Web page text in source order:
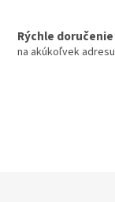
Rýchle doručenie
na akúkoľvek adresu